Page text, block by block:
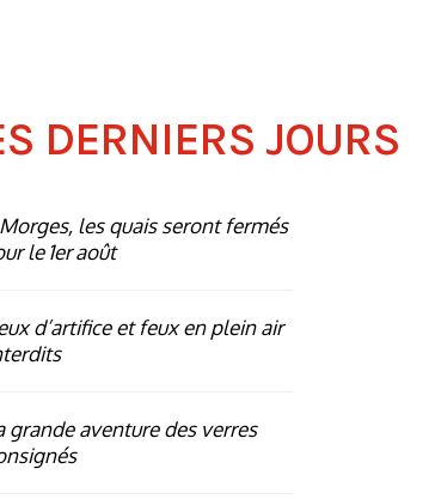
DERNIERS JOURS
les quais seront fermés
le 1er août
d’artifice et feux en plein air
grande aventure des verres